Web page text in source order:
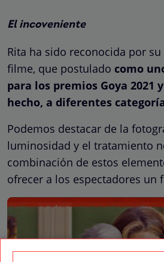
El incoveniente
Rita ha sido reconocida por
filme, que postulado como
para los premios Goya 2021
hecho, a diferentes
Podemos destacar de la
luminosidad y el tratamiento
combinación de estos
ofrecer a los espectadores un